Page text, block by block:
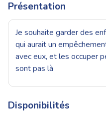
Présentation
Je souhaite garder des
qui aurait un
avec eux, et les occuper
sont pas là
Disponibilités